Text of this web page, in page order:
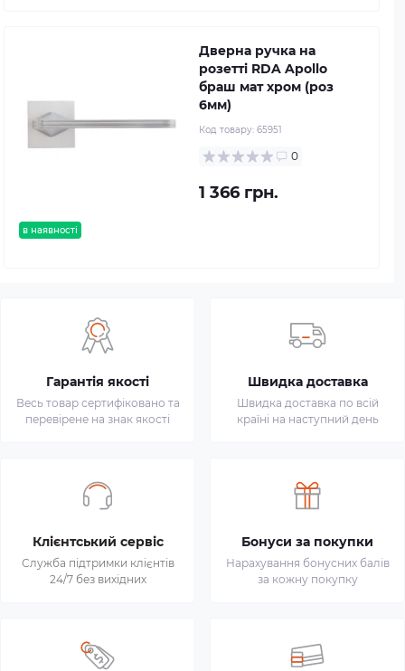
в наявності
Дверна ручка на
розетті RDA Apollo
браш мат хром (роз
6мм)
Код товару: 65951
0
1 366 грн.
Гарантія якості
Весь товар сертифіковано та
перевірене на знак якості
Швидка доставка
Швидка доставка по всій
країні на наступний день
Клієнтський сервіс
Служба підтримки клієнтів
24/7 без вихідних
Бонуси за покупки
Нарахування бонусних балів
за кожну покупку